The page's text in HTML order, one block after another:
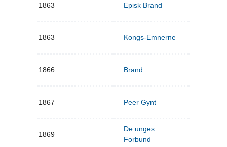
1863 Episk Brand
1863 Kongs-Emnerne
1866 Brand
1867 Peer Gynt
1869
De unges
Forbund